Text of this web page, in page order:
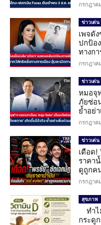
กรกฎาค
ข่าวเด่น
เพจดั
ปกป้อ
ทางก
กรกฎาค
ข่าวเด่น
หมอจุ
ภัยซ่อ
ย้ำอย่
กรกฎาค
ข่าวเด่น
เดือด!
ราคา
ดูถูกค
กรกฎาค
สุขภาพ
ทำไ
กระดู